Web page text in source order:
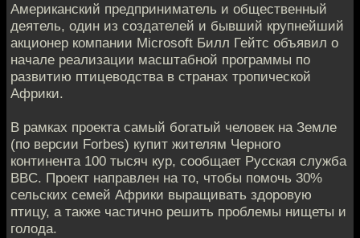
Американский предприниматель и общественный
деятель, один из создателей и бывший крупнейший
акционер компании Microsoft Билл Гейтс объявил о
начале реализации масштабной программы по
развитию птицеводства в странах тропической
Африки.
В рамках проекта самый богатый человек на Земле
(по версии Forbes) купит жителям Черного
континента 100 тысяч кур, сообщает Русская служба
BBC. Проект направлен на то, чтобы помочь 30%
сельских семей Африки выращивать здоровую
птицу, а также частично решить проблемы нищеты и
голода.